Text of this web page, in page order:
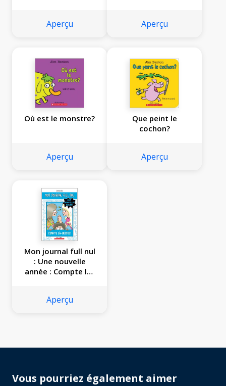
Aperçu Aperçu
Où est le monstre?
Aperçu
Que peint le
cochon?
Aperçu
Mon journal full nul
: Une nouvelle
année : Compte là-
Aperçu
Vous pourriez également aimer